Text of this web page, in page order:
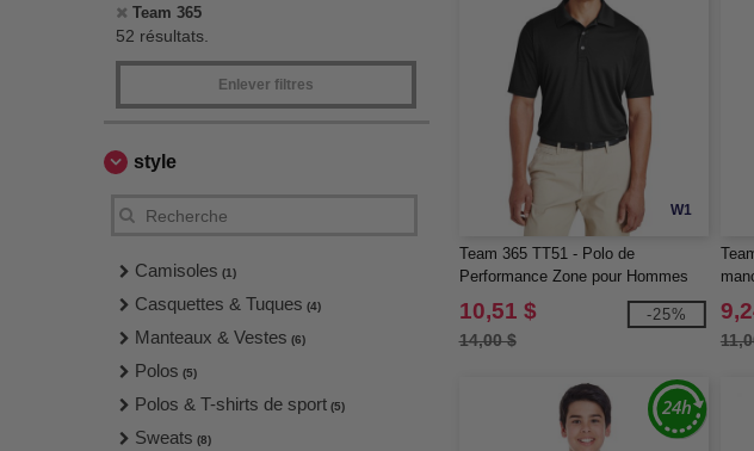
Team 365
52 résultats.
Enlever filtres
style
Camisoles (1)
Casquettes & Tuques (4)
Manteaux & Vestes (6)
Polos (5)
Polos & T-shirts de sport (5)
Sweats (8)
W1
Team 365 TT51 - Polo de
Performance Zone pour Hommes
10,51 $
14,00 $
-25%